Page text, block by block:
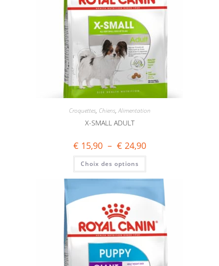
Croquettes, Chiens,Alimentation
X-SMALL ADULT
€ 15,90 – € 24,90
Choix des options